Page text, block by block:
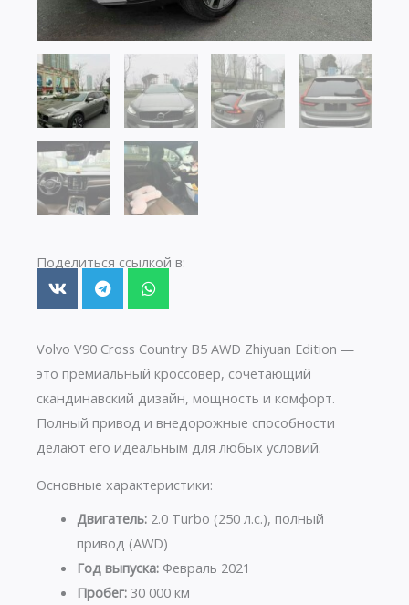
Поделиться ссылкой в:
Volvo V90 Cross Country B5 AWD Zhiyuan Edition —
это премиальный кроссовер, сочетающий
скандинавский дизайн, мощность и комфорт.
Полный привод и внедорожные способности
делают его идеальным для любых условий.
Основные характеристики:
Двигатель:2.0 Turbo (250 л.с.), полный
привод (AWD)
Год выпуска:Февраль 2021
Пробег:30 000 км